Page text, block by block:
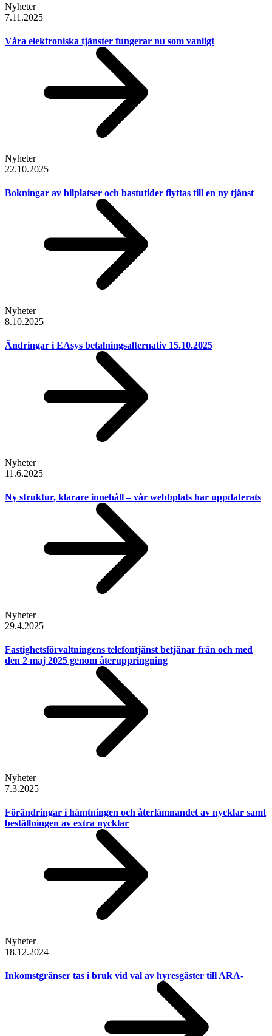
Nyheter
7.11.2025
Våra elektroniska tjänster fungerar nu som vanligt
Nyheter
22.10.2025
Bokningar av bilplatser och bastutider flyttas till en ny tjänst
Nyheter
8.10.2025
Ändringar i EAsys betalningsalternativ 15.10.2025
Nyheter
11.6.2025
Ny struktur, klarare innehåll – vår webbplats har uppdaterats
Nyheter
29.4.2025
Fastighetsförvaltningens telefontjänst betjänar från och med
den 2 maj 2025 genom återuppringning
Nyheter
7.3.2025
Förändringar i hämtningen och återlämnandet av nycklar samt
beställningen av extra nycklar
Nyheter
18.12.2024
Inkomstgränser tas i bruk vid val av hyresgäster till ARA-